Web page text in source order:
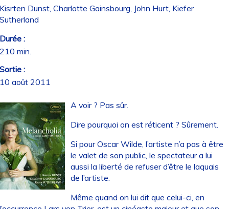
Dunst, Charlotte Gainsbourg, John Hurt, Kiefer
:
min.
:
août 2011
A voir ? Pas sûr.
Dire pourquoi on est réticent ? Sûrement.
Si pour Oscar Wilde, l’artiste n’a pas à être
le valet de son public, le spectateur a lui
aussi la liberté de refuser d’être le laquais
de l’artiste.
Même quand on lui dit que celui-ci, en